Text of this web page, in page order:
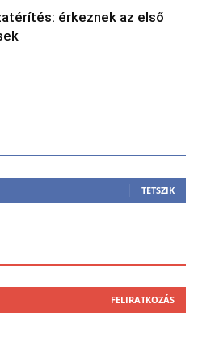
érkeznek az első
TETSZIK
FELIRATKOZÁS